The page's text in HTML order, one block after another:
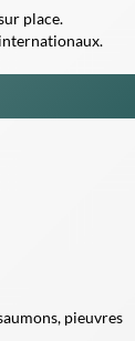
piranhas, des